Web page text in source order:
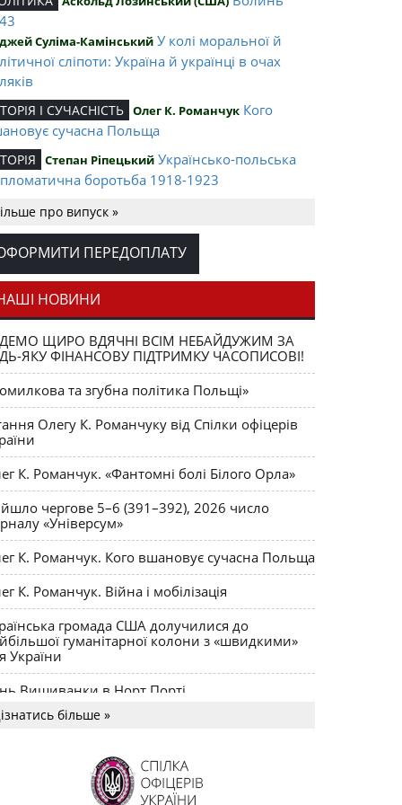
Суліма-Камінський У колі моральної й
сліпоти: Україна й українці в очах
І СУЧАСНІСТЬ Олег К. Романчук Кого
сучасна Польща
Степан Ріпецький Українсько-польська
боротьба 1918-1923
НАЦІЇ Оксана Захарчук
ВИДАННЯ Юрій Щербак Opus magnum
К. Романчука
К. Романчука
РЕДАКЦІЙНЕ Олег К. Романчук Журавель і
як уособлення української політстратегії й
про випуск »
ПЕРЕДОПЛАТУ
НОВИНИ
ЩИРО ВДЯЧНІ ВСІМ НЕБАЙДУЖИМ ЗА
ЯКУ ФІНАНСОВУ ПІДТРИМКУ ЧАСОПИСОВІ!
та згубна політика Польщі»
Олегу К. Романчуку від Спілки офіцерів
К. Романчук. «Фантомні болі Білого Орла»
чергове 5–6 (391–392), 2026 число
«Універсум»
К. Романчук. Кого вшановує сучасна Польща
К. Романчук. Війна і мобілізація
громада США долучилися до
гуманітарної колони з «швидкими»
України
Вишиванки в Норт Порті
MAGNUM Олега К. Романчука
більше »